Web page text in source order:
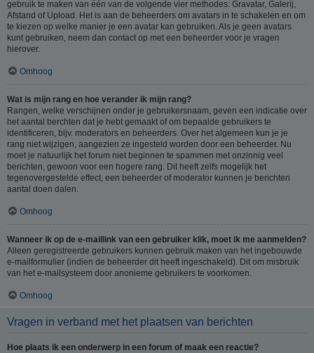
gebruik te maken van één van de volgende vier methodes: Gravatar, Galerij,
Afstand of Upload. Het is aan de beheerders om avatars in te schakelen en om
te kiezen op welke manier je een avatar kan gebruiken. Als je geen avatars
kunt gebruiken, neem dan contact op met een beheerder voor je vragen
hierover.
Omhoog
Wat is mijn rang en hoe verander ik mijn rang?
Rangen, welke verschijnen onder je gebruikersnaam, geven een indicatie over
het aantal berchten dat je hebt gemaakt of om bepaalde gebruikers te
identificeren, bijv. moderators en beheerders. Over het algemeen kun je je
rang niet wijzigen, aangezien ze ingesteld worden door een beheerder. Nu
moet je natuurlijk het forum niet beginnen te spammen met onzinnig veel
berichten, gewoon voor een hogere rang. Dit heeft zelfs mogelijk het
tegenovergestelde effect, een beheerder of moderator kunnen je berichten
aantal doen dalen.
Omhoog
Wanneer ik op de e-maillink van een gebruiker klik, moet ik me aanmelden?
Alleen geregistreerde gebruikers kunnen gebruik maken van het ingebouwde
e-mailformulier (indien de beheerder dit heeft ingeschakeld). Dit om misbruik
van het e-mailsysteem door anonieme gebruikers te voorkomen.
Omhoog
Vragen in verband met het plaatsen van berichten
Hoe plaats ik een onderwerp in een forum of maak een reactie?